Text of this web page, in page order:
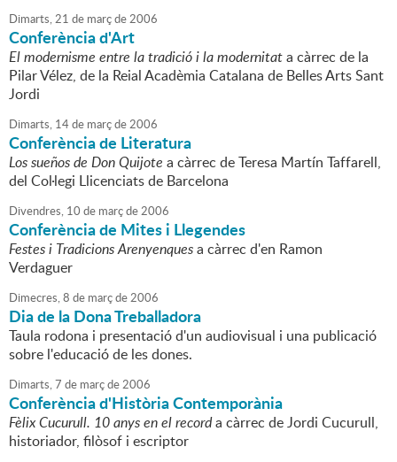
Dimarts,21 de marçde2006
Conferència d'Art
El modernisme entre la tradició i la modernitata càrrec de la
Pilar Vélez, de la Reial Acadèmia Catalana de Belles Arts Sant
Jordi
Dimarts, 14de marçde2006
Conferència de Literatura
Los sueños de Don Quijote a càrrec de Teresa Martín Taffarell,
del Col·legi Llicenciats de Barcelona
Divendres, 10 de marçde2006
Conferència de Mites i Llegendes
Festes i Tradicions Arenyenquesa càrrec d'en Ramon
Verdaguer
Dimecres,8 de marçde2006
Dia de la Dona Treballadora
Taula rodona i presentació d'un audiovisual i una publicació
sobre l'educació de les dones.
Dimarts,7 de marçde2006
Conferència d'Història Contemporània
Fèlix Cucurull. 10 anys en el recorda càrrec de Jordi Cucurull,
historiador, filòsof i escriptor